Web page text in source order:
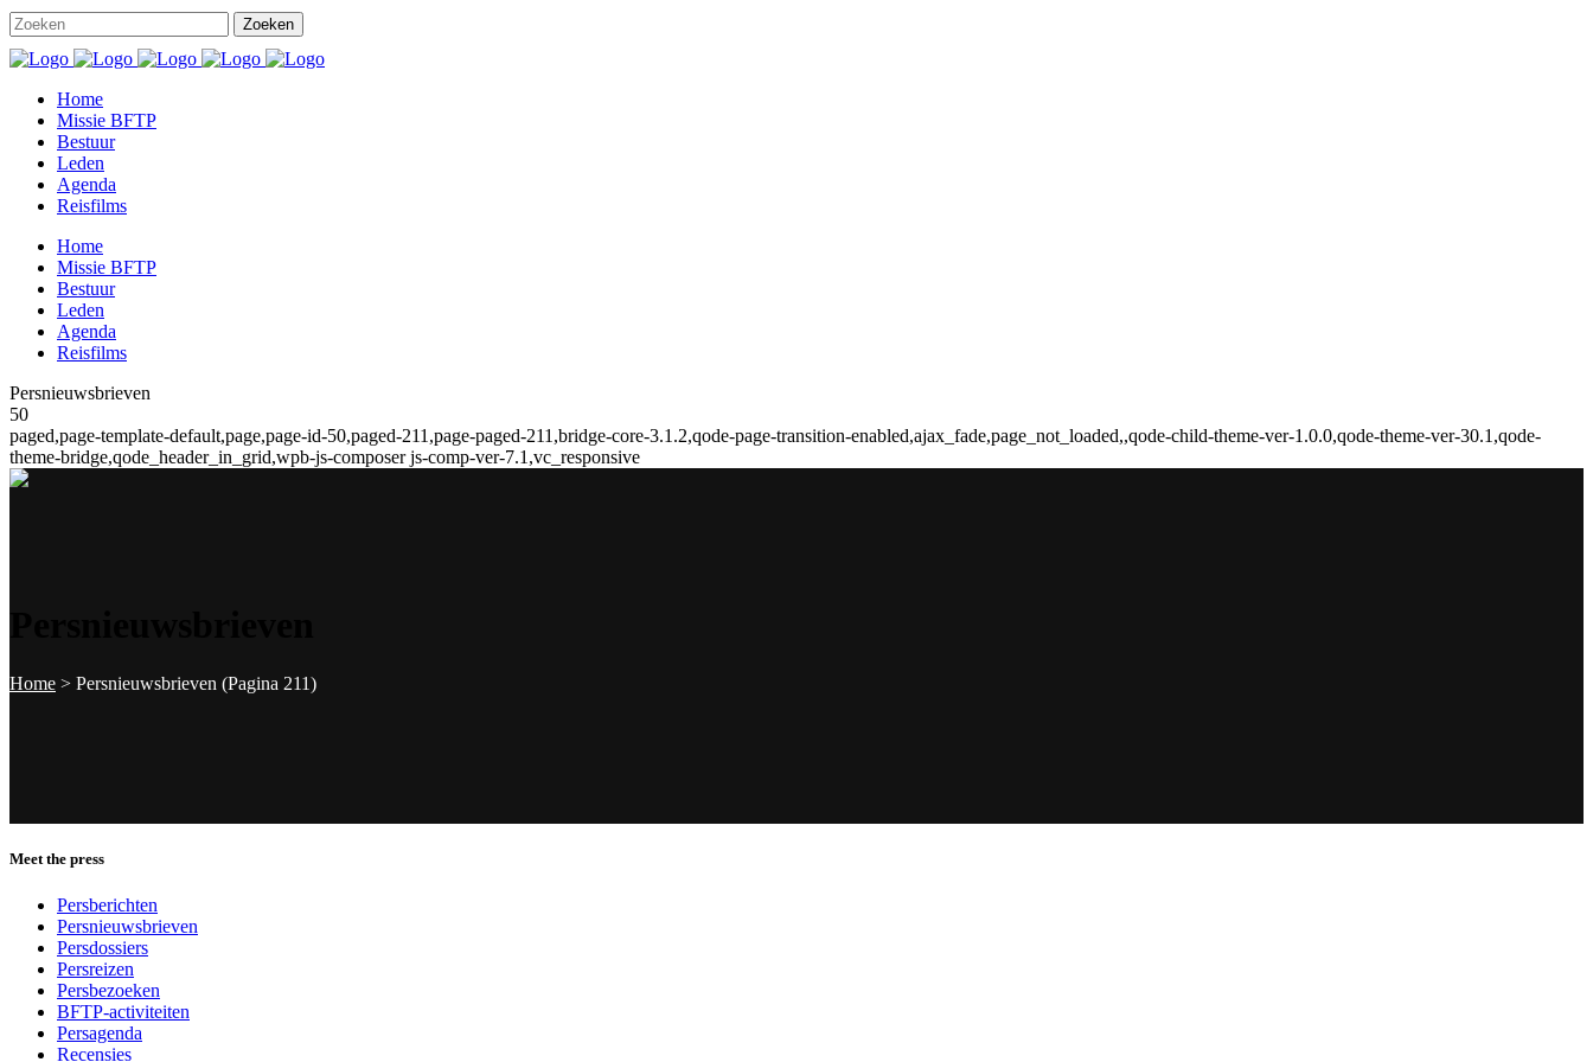
Home
Missie BFTP
Bestuur
Leden
Agenda
Reisfilms
Home
Missie BFTP
Bestuur
Leden
Agenda
Reisfilms
Persnieuwsbrieven
50
paged,page-template-default,page,page-id-50,paged-211,page-paged-211,bridge-core-3.1.2,qode-page-transition-enabled,ajax_fade,page_not_loaded,,qode-child-theme-ver-1.0.0,qode-theme-ver-30.1,qode-
theme-bridge,qode_header_in_grid,wpb-js-composer js-comp-ver-7.1,vc_responsive
Home > Persnieuwsbrieven (Pagina 211)
Meet the press
Persberichten
Persnieuwsbrieven
Persdossiers
Persreizen
Persbezoeken
BFTP-activiteiten
Persagenda
Recensies